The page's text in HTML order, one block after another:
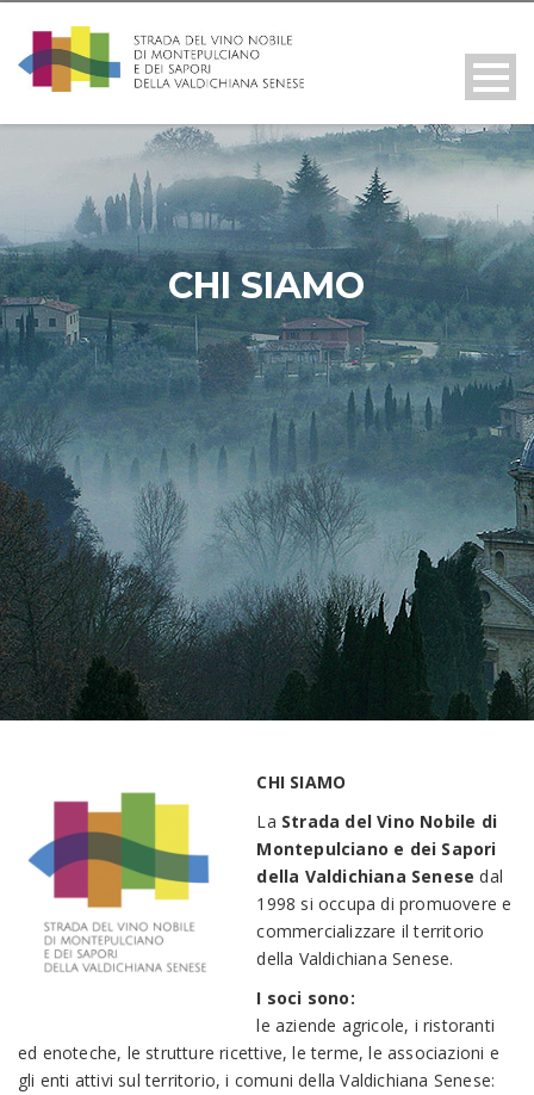
CHI SIAMO
CHI SIAMO
La Strada del Vino Nobile di
Montepulciano e dei Sapori
della Valdichiana Senese dal
1998 si occupa di promuovere e
commercializzare il territorio
della Valdichiana Senese.
I soci sono:
le aziende agricole, i ristoranti
ed enoteche, le strutture ricettive, le terme, le associazioni e
gli enti attivi sul territorio, i comuni della Valdichiana Senese: